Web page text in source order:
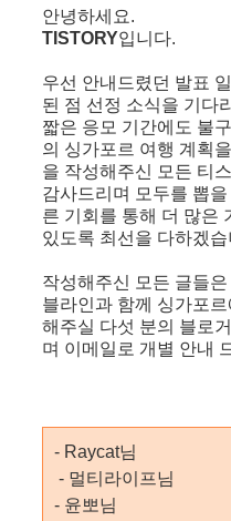
안녕하세요.
TISTORY입니다.
우선 안내드렸던 발표
된 점 선정 소식을 기다
짧은 응모 기간에도 불
의 싱가포르 여행 계획
을 작성해주신 모든 티
감사드리며 모두를 뽑
른 기회를 통해 더 많은
있도록 최선을 다하겠습
작성해주신 모든 글들
블라인과 함께 싱가포
해주실 다섯 분의 블로
며 이메일로 개별 안내
-
- 멀티라이프님
- 윤